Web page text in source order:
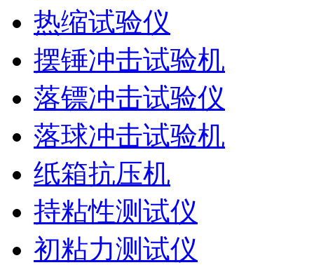
热缩试验仪
摆锤冲击试验机
落镖冲击试验仪
落球冲击试验机
纸箱抗压机
持粘性测试仪
初粘力测试仪